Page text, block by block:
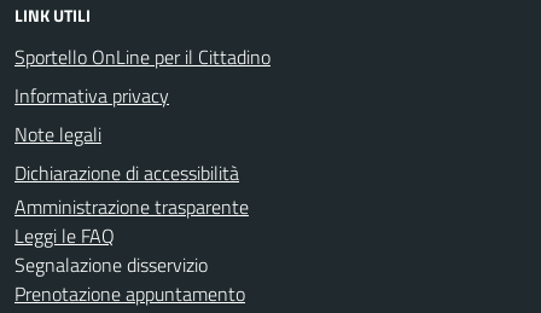
LINK UTILI
Sportello OnLine per il Cittadino
Informativa privacy
Note legali
Dichiarazione di accessibilità
Amministrazione trasparente
Leggi le FAQ
Segnalazione disservizio
Prenotazione appuntamento